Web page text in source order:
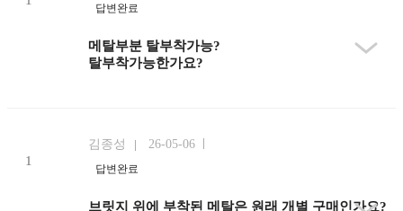
답변완료
메탈부분 탈부착가능?
탈부착가능한가요?
김종성 26-05-06
답변완료
브릿지 위에 부착된 메탈은 원래 개별 구매인가요?